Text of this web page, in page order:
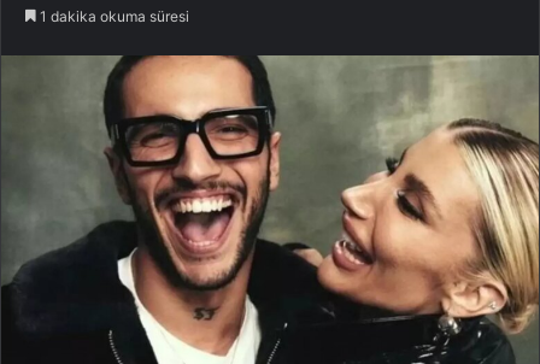
1 dakika okuma süresi